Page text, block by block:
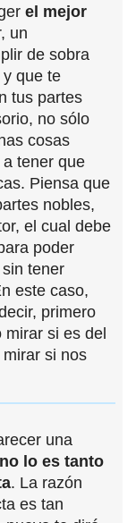
el mejor
un
de sobra
que te
tus partes
no sólo
cosas
tener que
Piensa que
nobles,
el cual debe
poder
tener
este caso,
primero
mirar si es del
si nos
una
no lo es tanto
. La razón
es tan